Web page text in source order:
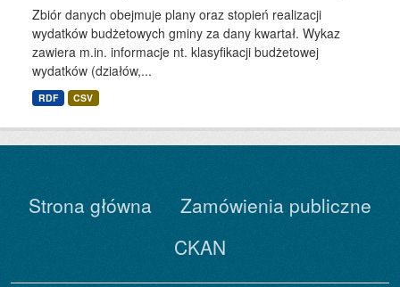
Zbiór danych obejmuje plany oraz stopień realizacji
wydatków budżetowych gminy za dany kwartał. Wykaz
zawiera m.in. informacje nt. klasyfikacji budżetowej
wydatków (działów,...
RDF CSV
Strona główna
Zamówienia publiczne
CKAN